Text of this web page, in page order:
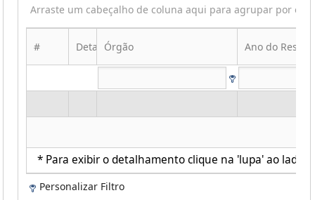
Arraste um cabeçalho de coluna aqui para agrupar por
* Para exibir o detalhamento clique na 'lupa' ao lado
# DetalhesÓrgão Ano do Resto
Personalizar Filtro